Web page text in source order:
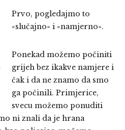
Prvo, pogledajmo to
«slučajno» i «namjerno».
Ponekad možemo počiniti
grijeh bez ikakve namjere i
čak i da ne znamo da smo
ga počinili. Primjerice,
svecu možemo ponuditi
ni znali da je hrana